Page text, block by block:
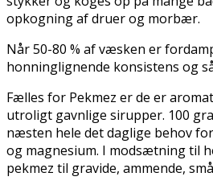
opkogning af druer og morbær.
Når 50-80 % af væsken er
honninglignende konsistens og
Fælles for Pekmez er de er
utroligt gavnlige sirupper. 100
næsten hele det daglige behov
og magnesium. I modsætning til
pekmez til gravide, ammende,